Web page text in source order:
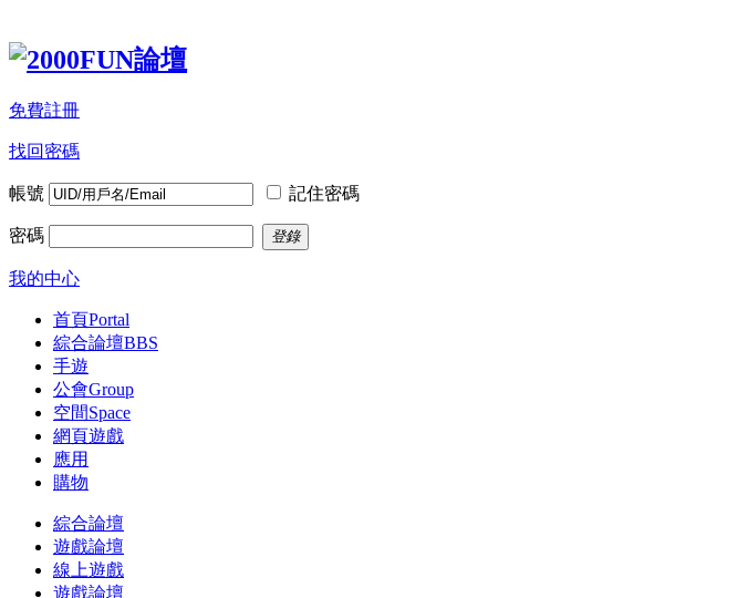
免費註冊
找回密碼
帳號 記住密碼
密碼 登錄
我的中心
首頁Portal
綜合論壇BBS
手遊
公會Group
空間Space
網頁遊戲
應用
購物
綜合論壇
遊戲論壇
線上遊戲
遊戲論壇